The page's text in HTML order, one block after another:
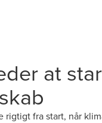
at
rigtigt fra start, når